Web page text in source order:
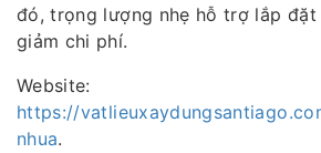
đó, trọng lượng nhẹ hỗ trợ lắp đặt
giảm chi phí.
Website:
https://
nhua.